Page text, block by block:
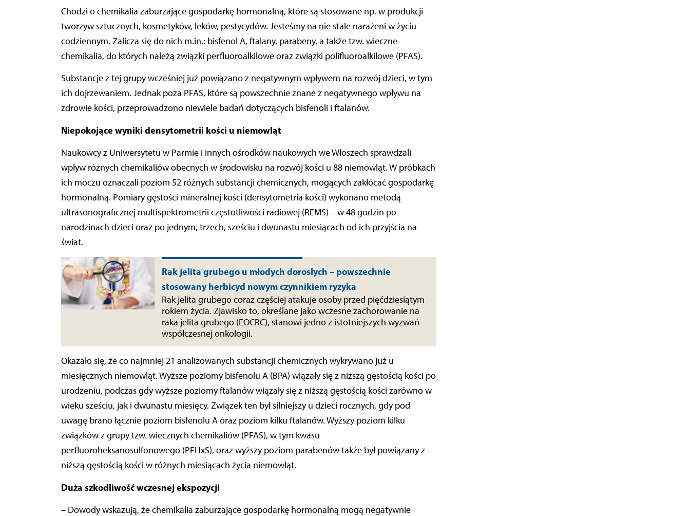
Chodzi o chemikalia zaburzające gospodarkę hormonalną, które są stosowane np. w produkcji
tworzyw sztucznych, kosmetyków, leków, pestycydów. Jesteśmy na nie stale narażeni w życiu
codziennym. Zalicza się do nich m.in.: bisfenol A, ftalany, parabeny, a także tzw. wieczne
chemikalia, do których należą związki perfluoroalkilowe oraz związki polifluoroalkilowe (PFAS).
Substancje z tej grupy wcześniej już powiązano z negatywnym wpływem na rozwój dzieci, w tym
ich dojrzewaniem. Jednak poza PFAS, które są powszechnie znane z negatywnego wpływu na
zdrowie kości, przeprowadzono niewiele badań dotyczących bisfenoli i ftalanów.
Niepokojące wyniki densytometrii kości u niemowląt
Naukowcy z Uniwersytetu w Parmie i innych ośrodków naukowych we Włoszech sprawdzali
wpływ różnych chemikaliów obecnych w środowisku na rozwój kości u 88 niemowląt. W próbkach
ich moczu oznaczali poziom 52 różnych substancji chemicznych, mogących zakłócać gospodarkę
hormonalną. Pomiary gęstości mineralnej kości (densytometria kości) wykonano metodą
ultrasonograficznej multispektrometrii częstotliwości radiowej (REMS) – w 48 godzin po
narodzinach dzieci oraz po jednym, trzech, sześciu i dwunastu miesiącach od ich przyjścia na
świat.
Rak jelita grubego u młodych dorosłych – powszechnie
stosowany herbicyd nowym czynnikiem ryzyka
Rak jelita grubego coraz częściej atakuje osoby przed pięćdziesiątym
rokiem życia. Zjawisko to, określane jako wczesne zachorowanie na
raka jelita grubego (EOCRC), stanowi jedno z istotniejszych wyzwań
współczesnej onkologii.
Okazało się, że co najmniej 21 analizowanych substancji chemicznych wykrywano już u
miesięcznych niemowląt. Wyższe poziomy bisfenolu A (BPA) wiązały się z niższą gęstością kości po
urodzeniu, podczas gdy wyższe poziomy ftalanów wiązały się z niższą gęstością kości zarówno w
wieku sześciu, jak i dwunastu miesięcy. Związek ten był silniejszy u dzieci rocznych, gdy pod
uwagę brano łącznie poziom bisfenolu A oraz poziom kilku ftalanów. Wyższy poziom kilku
związków z grupy tzw. wiecznych chemikaliów (PFAS), w tym kwasu
perfluoroheksanosulfonowego (PFHxS), oraz wyższy poziom parabenów także był powiązany z
niższą gęstością kości w różnych miesiącach życia niemowląt.
Duża szkodliwość wczesnej ekspozycji
– Dowody wskazują, że chemikalia zaburzające gospodarkę hormonalną mogą negatywnie